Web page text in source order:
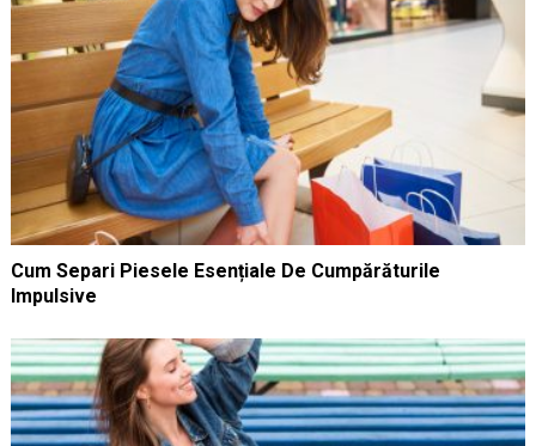
Cum Separi Piesele Esențiale De Cumpărăturile
Impulsive